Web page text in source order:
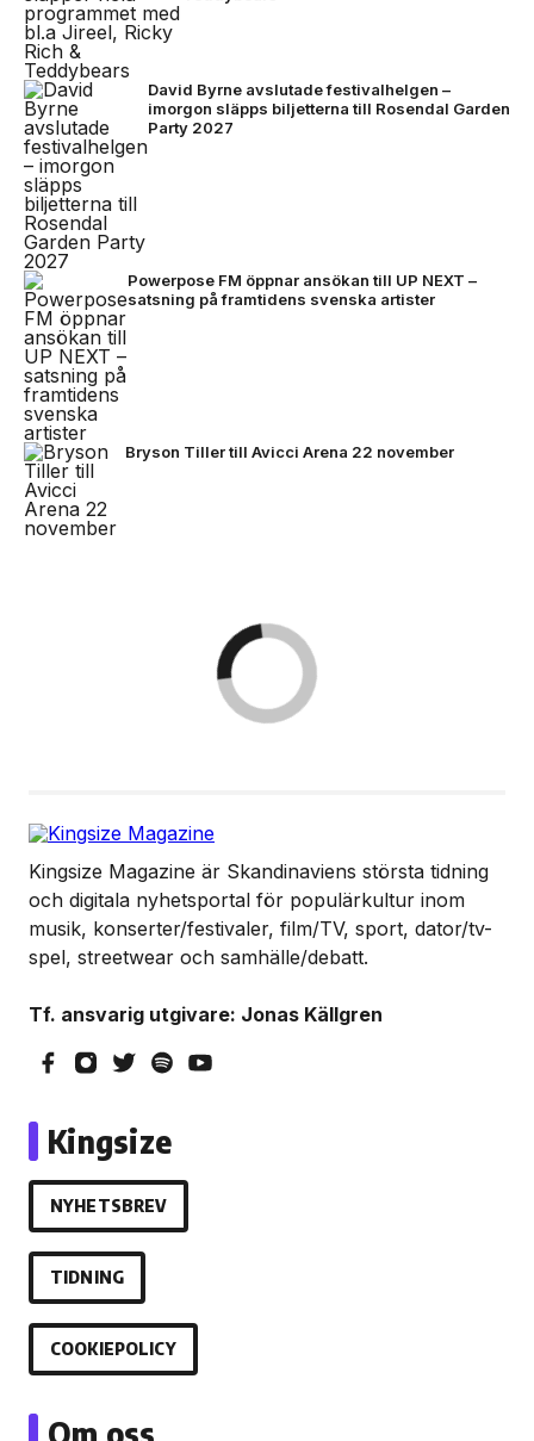
David Byrne avslutade festivalhelgen –
imorgon släpps biljetterna till Rosendal Garden
Party 2027
Powerpose FM öppnar ansökan till UP NEXT –
satsning på framtidens svenska artister
Bryson Tiller till Avicci Arena 22 november
Kingsize Magazine är Skandinaviens största tidning
och digitala nyhetsportal för populärkultur inom
musik, konserter/festivaler, film/TV, sport, dator/tv-
spel, streetwear och samhälle/debatt.
Tf. ansvarig utgivare: Jonas Källgren
Kingsize
NYHETSBREV
TIDNING
COOKIEPOLICY